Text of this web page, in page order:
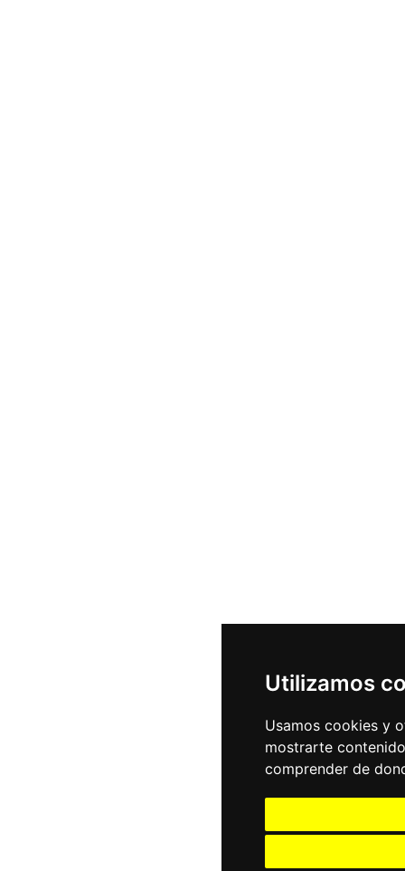
Utilizamos
Usamos cookies y
mostrarte
comprender de